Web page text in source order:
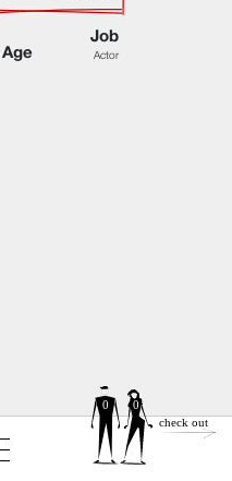
Age
Job
Actor
0
0
check out